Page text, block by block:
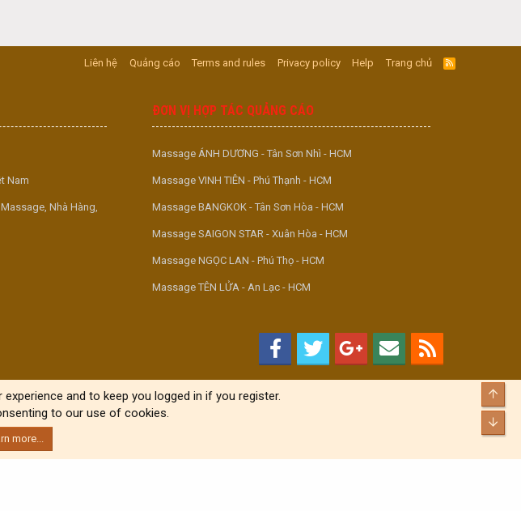
Liên hệ Quảng cáo Terms and rules Privacy policy Help Trang chủ
R
S
Nam
Nhà Hàng,
ĐƠN VỊ HỢP TÁC QUẢNG CÁO
Massage ÁNH DƯƠNG - Tân Sơn Nhì - HCM
Massage VINH TIÊN - Phú Thạnh - HCM
Massage BANGKOK - Tân Sơn Hòa - HCM
Massage SAIGON STAR - Xuân Hòa - HCM
Massage NGỌC LAN - Phú Thọ - HCM
Massage TÊN LỬA - An Lạc - HCM
and to keep you logged in if you register.
to our use of cookies.
more...
Top